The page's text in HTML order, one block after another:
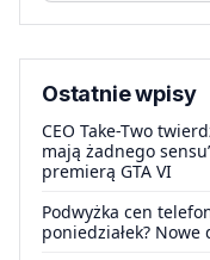
Ostatnie wpisy
CEO Take-Two
mają żadnego
premierą GTA VI
Podwyżka cen
poniedziałek? Nowe